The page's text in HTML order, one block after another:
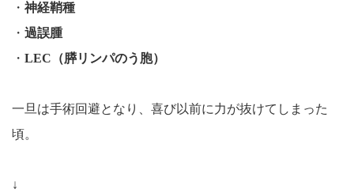
・ 神経鞘種
・ 過誤腫
・ LEC（膵リンパのう胞）
一旦は手術回避となり、喜び以前に力が抜けてしまった
頃。
↓